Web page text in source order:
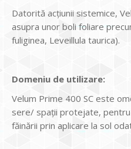
Datorită acţiunii sistemice,
asupra unor boli foliare
fuliginea, Leveillula taurica).
Domeniu de utilizare:
Velum Prime 400 SC este
sere/ spaţii protejate,
făinării prin aplicare la sol